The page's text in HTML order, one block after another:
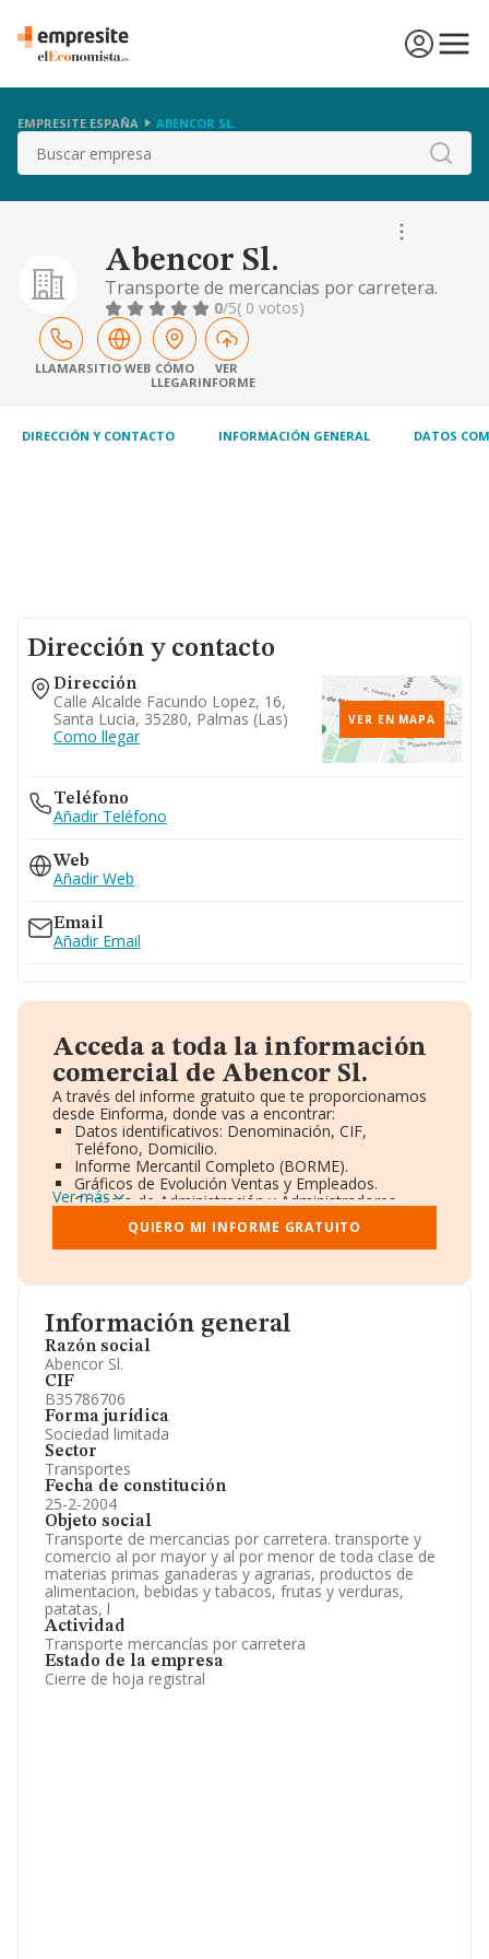
EMPRESITE ESPAÑA ABENCOR SL.
Buscar
Abencor Sl.
Transporte de mercancias por carretera.
transporte y comercio al por mayor y al por
menor de toda clase de materias primas
ganaderas y agrarias, productos de
alimentacion, bebidas y tabacos, frutas y
verduras, patatas, l
0/5( 0 votos)
LLAMARSITIO WEB CÓMO
LLEGAR
VER
INFORME
DIRECCIÓN Y CONTACTO INFORMACIÓN GENERAL DATOS
Información general
Razón social
Abencor Sl.
CIF
B35786706
Forma jurídica
Sociedad limitada
Sector
Transportes
Fecha de constitución
25-2-2004
Objeto social
Transporte de mercancias por carretera. transporte y
comercio al por mayor y al por menor de toda clase de
materias primas ganaderas y agrarias, productos de
alimentacion, bebidas y tabacos, frutas y verduras,
patatas, l
Actividad
Transporte mercancías por carretera
Estado de la empresa
Cierre de hoja registral
Dirección y contacto
Dirección
Calle Alcalde Facundo Lopez, 16,
Santa Lucia, 35280, Palmas (las)
Como llegar
VER EN MAPA
Teléfono
Añadir Teléfono
Web
Añadir Web
Email
Añadir Email
Acceda a toda la información
comercial de Abencor Sl.
A través del informe gratuito que te proporcionamos
desde Einforma, donde vas a encontrar:
Datos identificativos: Denominación, CIF,
Teléfono, Domicilio.
Informe Mercantil Completo (BORME).
Gráficos de Evolución Ventas y Empleados.
Consejo de Administración y Administradores.
Directivos y Ejecutivos.
Accionistas.
Participaciones y Vinculaciones en otras empresas.
Información oficial y registral complementaria.
Ver más
QUIERO MI INFORME GRATUITO